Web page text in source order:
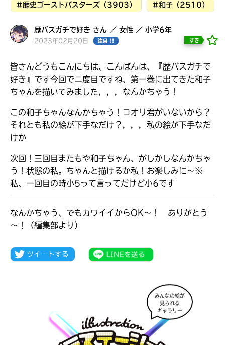
できる掲示板
大人気
シリーズに
#歴史ゴーストバスターズ（3903） #和子（2510）
歴バスガチで好き さん ／ 女性 ／ 小学6年
2023年02月20日 注目 !! すき
皆さんどうもこんにちは、こんばんは、『歴バスガチで
好き』です今回でニ度目ですね、第一巻に出てきた和子
ちゃんを描いてみました，，，なんかちゃう！
この和子ちゃんなんかちゃう！コオリ君がいないから？
それとも私の絵が下手なだけ？，，，私の絵が下手なだ
けか
次回！三回目またもや和子ちゃん、がしかしなんかちゃ
う！状態の私。ちゃんと描けるか私！お楽しみに〜※
私、一回目の時小5って言ってだけど小6です
なんかちゃう、でもカワイイからOK～！ ありがとう
～！（編集部より）
みんなの絵が
見られる
ギャラリー